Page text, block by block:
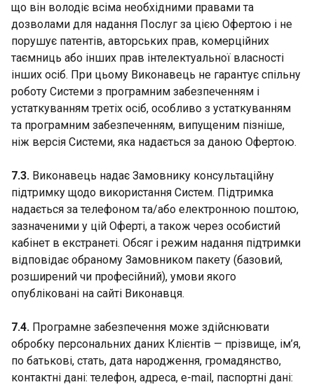
що він володіє всіма необхідними правами та
дозволами для надання Послуг за цією Офертою і не
порушує патентів, авторських прав, комерційних
таємниць або інших прав інтелектуальної власності
інших осіб. При цьому Виконавець не гарантує спільну
роботу Системи з програмним забезпеченням і
устаткуванням третіх осіб, особливо з устаткуванням
та програмним забезпеченням, випущеним пізніше,
ніж версія Системи, яка надається за даною Офертою.
7.3. Виконавець надає Замовнику консультаційну
підтримку щодо використання Систем. Підтримка
надається за телефоном та/або електронною поштою,
зазначеними у цій Оферті, а також через особистий
кабінет в екстранеті. Обсяг і режим надання підтримки
відповідає обраному Замовником пакету (базовий,
розширений чи професійний), умови якого
опубліковані на сайті Виконавця.
7.4. Програмне забезпечення може здійснювати
обробку персональних даних Клієнтів — прізвище, ім’я,
по батькові, стать, дата народження, громадянство,
контактні дані: телефон, адреса, e-mail, паспортні дані: